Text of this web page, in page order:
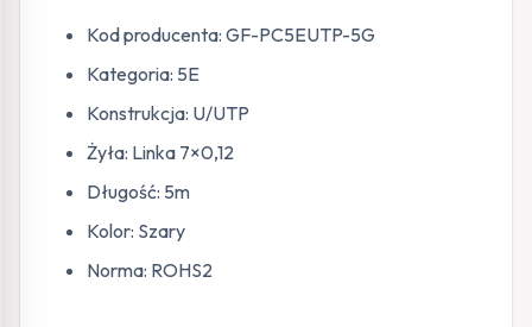
Kod producenta: GF-PC5EUTP-5G
Kategoria: 5E
Konstrukcja: U/UTP
Żyła: Linka 7×0,12
Długość: 5m
Kolor: Szary
Norma: ROHS2